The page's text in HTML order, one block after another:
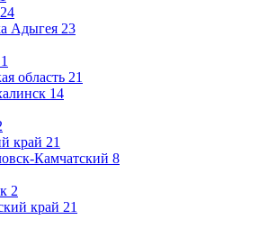
24
Адыгея 23
1
область 21
14
край 21
Камчатский 8
2
край 21